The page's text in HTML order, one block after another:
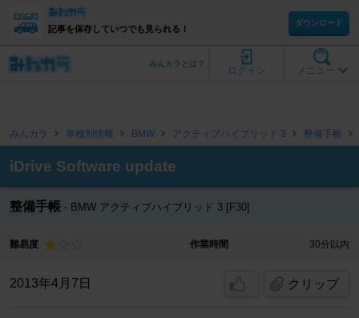
記事を保存していつでも見られる！
ダウンロード
メニュー
ログイン
みんカラとは？
みんカラ 車種別情報 BMW アクティブハイブリッド 3 整備手帳
iDrive Software update
整備手帳 BMW アクティブハイブリッド 3 [F30]
難易度 作業時間 30分以内
2013年4月7日 クリップ